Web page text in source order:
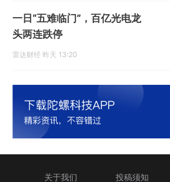
一日“五难临门”，百亿光电龙
头两连跌停
雷达财经 昨天 13:20
关于我们 投稿须知